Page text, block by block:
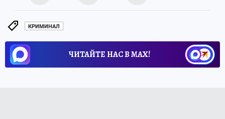
КРИМИНАЛ
ЧИТАЙТЕ НАС В МАХ!